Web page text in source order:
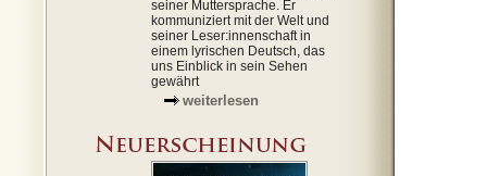
seiner Muttersprache. Er
kommuniziert mit der Welt und
seiner Leser:innenschaft in
einem lyrischen Deutsch, das
uns Einblick in sein Sehen
gewährt
weiterlesen